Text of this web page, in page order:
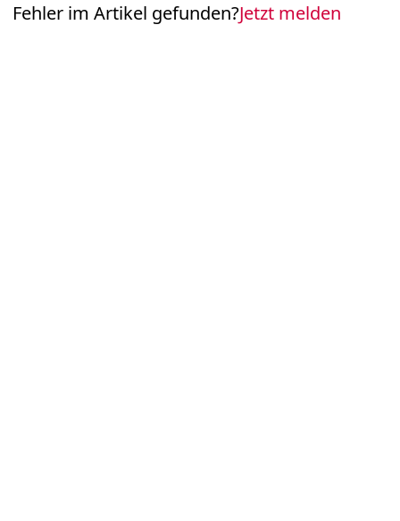
Fehler im Artikel gefunden?Jetzt melden